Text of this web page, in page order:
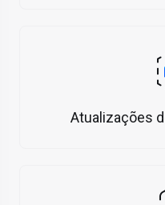
Atualizações